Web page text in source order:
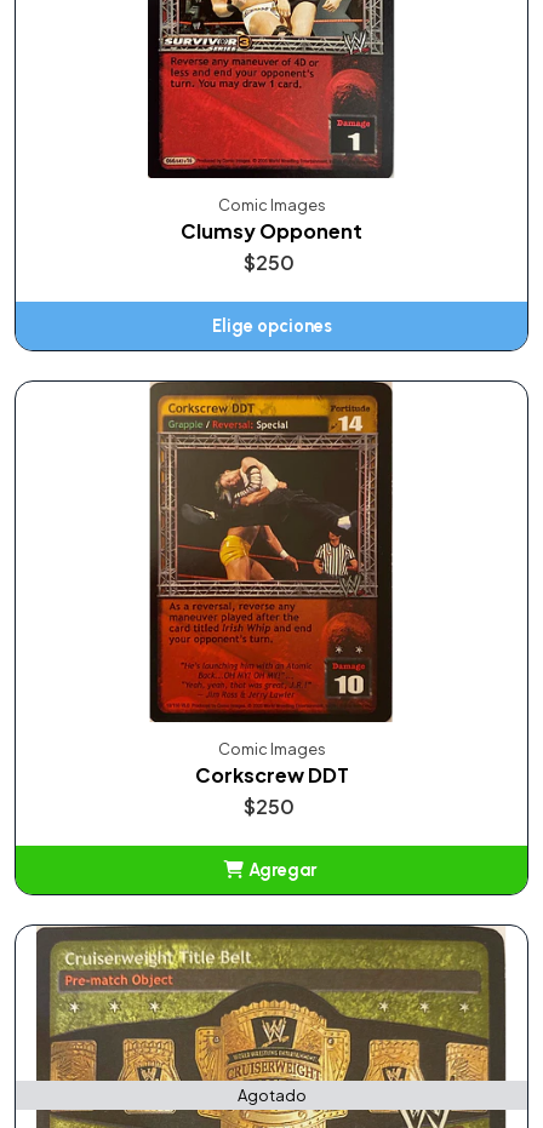
Comic Images
Clumsy Opponent
$250
Elige opciones
Comic Images
Corkscrew DDT
$250
Agregar
Agotado